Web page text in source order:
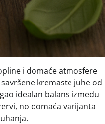
i domaće atmosfere
kremaste juhe od
idealan balans između
no domaća varijanta